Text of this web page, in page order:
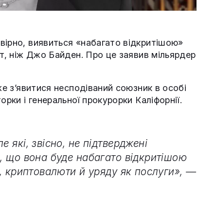
виявиться «набагато відкритішою»
ніж Джо Байден. Про це заявив мільярдер
з’явитися несподіваний союзник в особі
і генеральної прокурорки Каліфорнії.
звісно, не підтверджені
що вона буде набагато відкритішою
криптовалюти й уряду як послуги», —